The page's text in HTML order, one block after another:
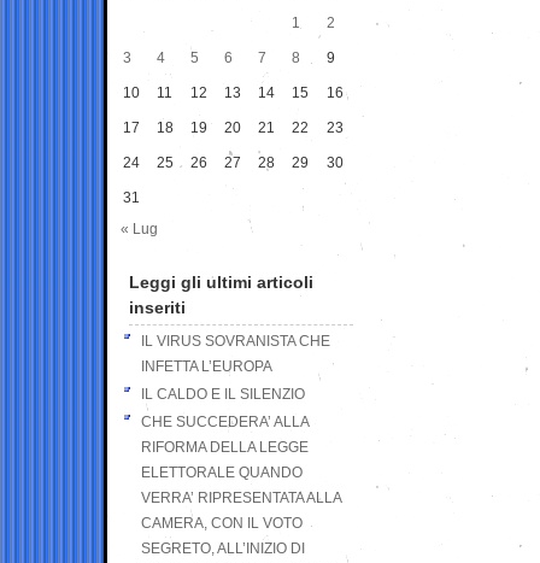
1
2
3 4 5 6 7 8 9
10 11 12 13 14 15 16
17 18 19 20 21 22 23
24 25 26 27 28 29 30
31
« Lug
Leggi gli ultimi articoli
inseriti
IL VIRUS SOVRANISTA CHE
INFETTA L’EUROPA
IL CALDO E IL SILENZIO
CHE SUCCEDERA’ ALLA
RIFORMA DELLA LEGGE
ELETTORALE QUANDO
VERRA’ RIPRESENTATA ALLA
CAMERA, CON IL VOTO
SEGRETO, ALL’INIZIO DI